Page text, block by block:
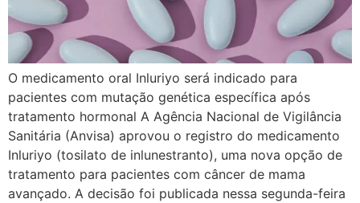
O medicamento oral Inluriyo será indicado para
pacientes com mutação genética específica após
tratamento hormonal A Agência Nacional de Vigilância
Sanitária (Anvisa) aprovou o registro do medicamento
Inluriyo (tosilato de inlunestranto), uma nova opção de
tratamento para pacientes com câncer de mama
avançado. A decisão foi publicada nessa segunda-feira